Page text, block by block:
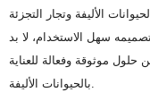
الأليفة وتجار التجزئة
سهل الاستخدام، لا بد
حلول موثوقة وفعالة للعناية
بالحيوانات الأليفة.